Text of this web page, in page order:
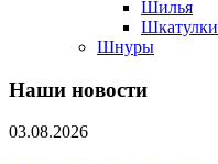
Шилья
Шкатулки
Шнуры
Наши новости
03.08.2026